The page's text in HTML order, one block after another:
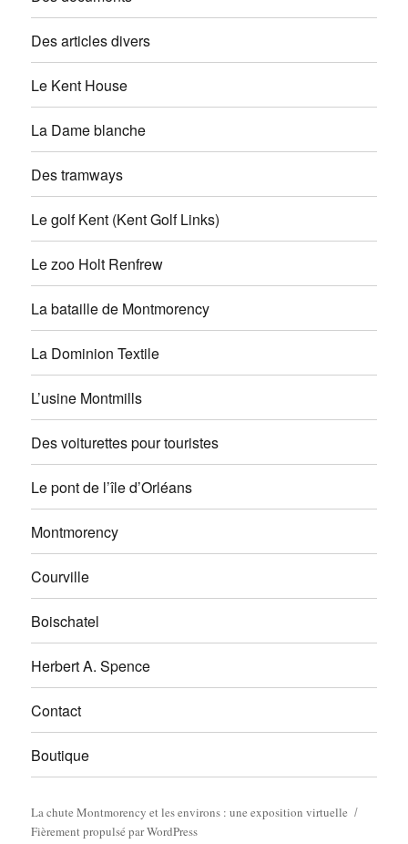
Des articles divers
Le Kent House
La Dame blanche
Des tramways
Le golf Kent (Kent Golf Links)
Le zoo Holt Renfrew
La bataille de Montmorency
La Dominion Textile
L’usine Montmills
Des voiturettes pour touristes
Le pont de l’île d’Orléans
Montmorency
Courville
Boischatel
Herbert A. Spence
Contact
Boutique
La chute Montmorency et les environs : une exposition virtuelle
Fièrement propulsé par WordPress